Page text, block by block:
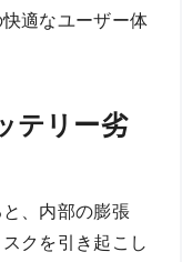
適なユーザー体
テリー劣
、内部の膨張
クを引き起こし